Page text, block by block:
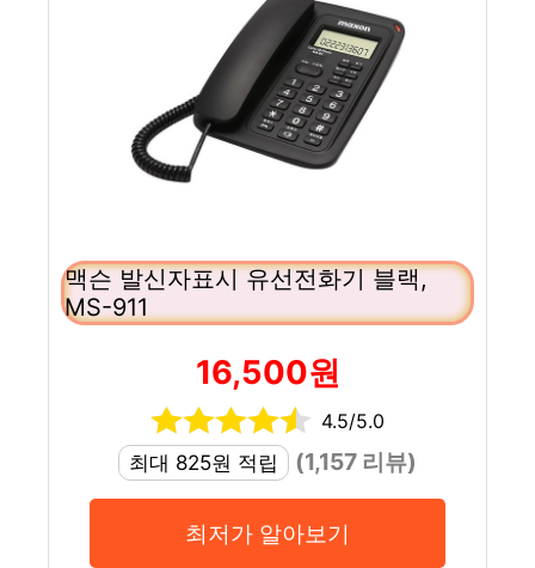
맥슨 발신자표시 유선전화기 블랙,
MS-911
16,500원
4.5/5.0
최대 825원 적립
(1,157 리뷰)
최저가 알아보기